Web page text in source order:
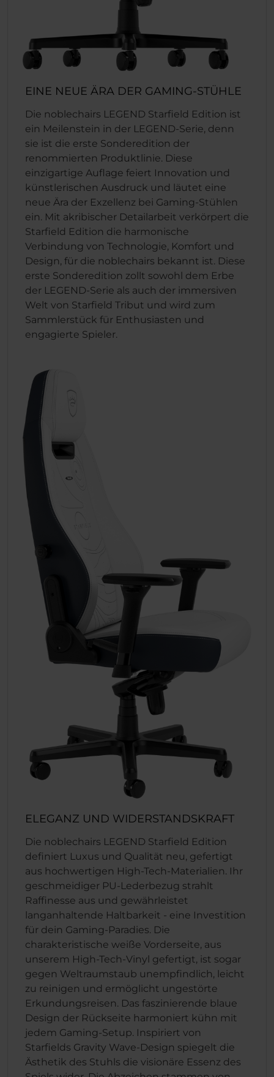
EINE NEUE ÄRA DER GAMING-STÜHLE
Die noblechairs LEGEND Starfield Edition ist
ein Meilenstein in der LEGEND-Serie, denn
sie ist die erste Sonderedition der
renommierten Produktlinie. Diese
einzigartige Auflage feiert Innovation und
künstlerischen Ausdruck und läutet eine
neue Ära der Exzellenz bei Gaming-Stühlen
ein. Mit akribischer Detailarbeit verkörpert die
Starfield Edition die harmonische
Verbindung von Technologie, Komfort und
Design, für die noblechairs bekannt ist. Diese
erste Sonderedition zollt sowohl dem Erbe
der LEGEND-Serie als auch der immersiven
Welt von Starfield Tribut und wird zum
Sammlerstück für Enthusiasten und
engagierte Spieler.
ELEGANZ UND WIDERSTANDSKRAFT
Die noblechairs LEGEND Starfield Edition
definiert Luxus und Qualität neu, gefertigt
aus hochwertigen High-Tech-Materialien. Ihr
geschmeidiger PU-Lederbezug strahlt
Raffinesse aus und gewährleistet
langanhaltende Haltbarkeit - eine Investition
für dein Gaming-Paradies. Die
charakteristische weiße Vorderseite, aus
unserem High-Tech-Vinyl gefertigt, ist sogar
gegen Weltraumstaub unempfindlich, leicht
zu reinigen und ermöglicht ungestörte
Erkundungsreisen. Das faszinierende blaue
Design der Rückseite harmoniert kühn mit
jedem Gaming-Setup. Inspiriert von
Starfields Gravity Wave-Design spiegelt die
Ästhetik des Stuhls die visionäre Essenz des